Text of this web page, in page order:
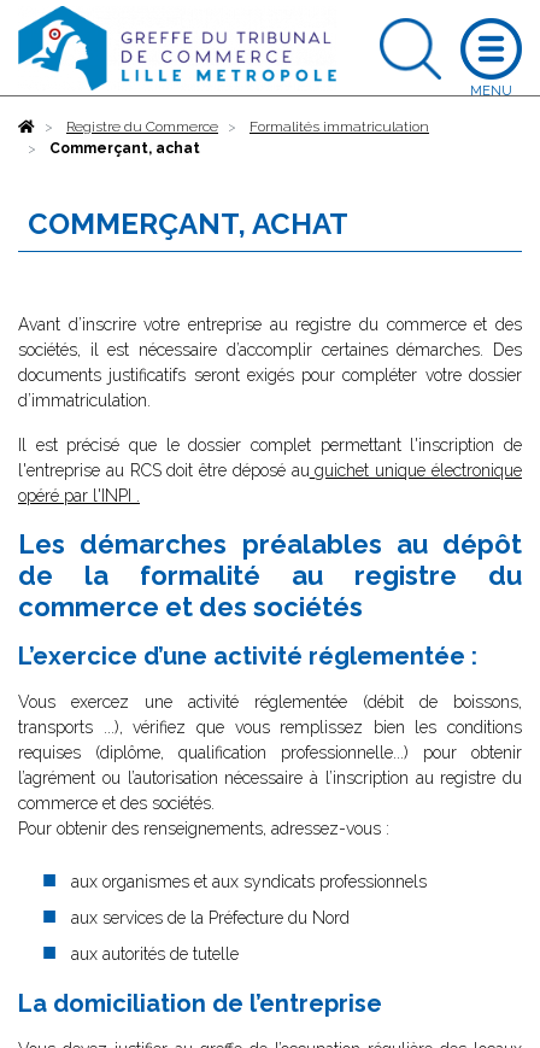
AccueilRegistre du Commerce
Formalités immatriculation
Commerçant, achat
COMMERÇANT, ACHAT
Avant d’inscrire votre entreprise au registre du commerce et des
sociétés, il est nécessaire d’accomplir certaines démarches. Des
documents justificatifs seront exigés pour compléter votre dossier
d’immatriculation.
Il est précisé que le dossier complet permettant l'inscription de
l'entreprise au RCS doit être déposé au guichet unique électronique
opéré par l'INPI
Les démarches préalables au dépôt
de la formalité au registre du
commerce et des sociétés
L’exercice d’une activité réglementée :
Vous exercez une activité réglementée (débit de boissons,
transports ...), vérifiez que vous remplissez bien les conditions
requises (diplôme, qualification professionnelle...) pour obtenir
l’agrément ou l’autorisation nécessaire à l’inscription au registre du
commerce et des sociétés.
Pour obtenir des renseignements, adressez-vous :
aux organismes et aux syndicats professionnels
aux services de la Préfecture du Nord
aux autorités de tutelle
La domiciliation de l’entreprise